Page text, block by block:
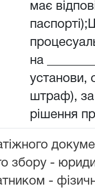
має
на
установи,
штраф),
рішення
збору -
-